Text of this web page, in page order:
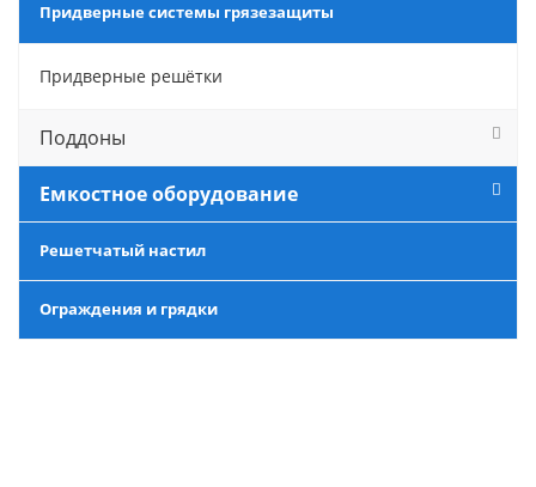
Придверные системы грязезащиты
Придверные решётки
Поддоны
Емкостное оборудование
Решетчатый настил
Ограждения и грядки